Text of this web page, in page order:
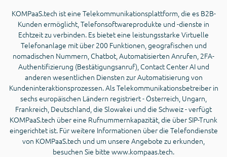
KOMPaaS.tech ist eine Telekommunikationsplattform, die es B2B-
Kunden ermöglicht, Telefonsoftwareprodukte und -dienste in
Echtzeit zu verbinden. Es bietet eine leistungsstarke Virtuelle
Telefonanlage mit über 200 Funktionen, geografischen und
nomadischen Nummern, Chatbot, Automatisierten Anrufen, 2FA-
Authentifizierung (Bestätigungsanruf), Contact Center AI und
anderen wesentlichen Diensten zur Automatisierung von
Kundeninteraktionsprozessen. Als Telekommunikationsbetreiber in
sechs europäischen Ländern registriert - Österreich, Ungarn,
Frankreich, Deutschland, die Slowakei und die Schweiz - verfügt
KOMPaaS.tech über eine Rufnummernkapazität, die über SIP-Trunk
eingerichtet ist. Für weitere Informationen über die Telefondienste
von KOMPaaS.tech und um unsere Angebote zu erkunden,
besuchen Sie bitte www.kompaas.tech.